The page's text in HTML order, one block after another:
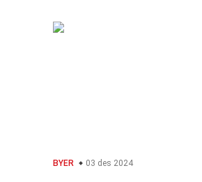
BYER 03 des 2024